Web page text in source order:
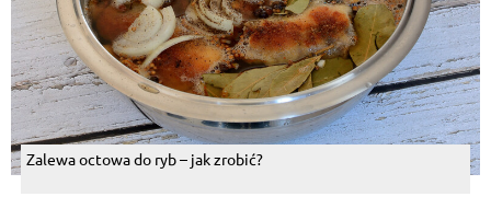
Zalewa octowa do ryb – jak zrobić?